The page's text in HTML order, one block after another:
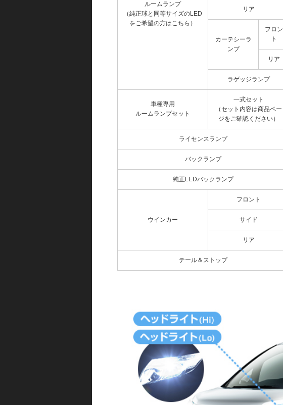
ルームランプ
（純正球と同等サイズのLED
をご希望の方はこちら）
リア
カーテシーラ
ンプ
フロン
ト
リア
ラゲッジランプ
車種専用
ルームランプセット
一式セット
（セット内容は商品ペー
ジをご確認ください）
ライセンスランプ
バックランプ
純正LEDバックランプ
ウインカー
フロント
サイド
リア
テール＆ストップ